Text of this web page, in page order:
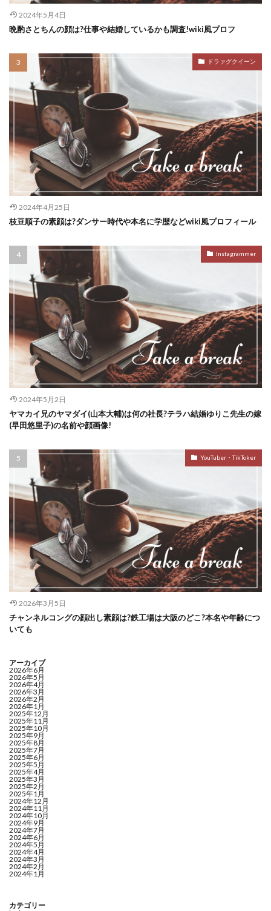
2024年5月4日
晩酌さとちんの顔は?仕事や結婚しているかも調査!wiki風プロフ
ドラァグクイーン
2024年4月25日
枝豆順子の素顔は?ダンサー時代や本名に学歴などwiki風プロフィール
Instagrammer
2024年5月2日
ヤマカイ兄のヤマダイ(山本大輔)は何の社長?テラハ結婚ゆりこ先生の嫁
(早田悠里子)の名前や顔画像!
YouTuber・TikToker
2026年3月5日
チャンネルコングの顔出し素顔は?鉄工場は大阪のどこ?本名や年齢につ
いても
アーカイブ
2026年6月
2026年5月
2026年4月
2026年3月
2026年2月
2026年1月
2025年12月
2025年11月
2025年10月
2025年9月
2025年8月
2025年7月
2025年6月
2025年5月
2025年4月
2025年3月
2025年2月
2025年1月
2024年12月
2024年11月
2024年10月
2024年9月
2024年7月
2024年6月
2024年5月
2024年4月
2024年3月
2024年2月
2024年1月
カテゴリー